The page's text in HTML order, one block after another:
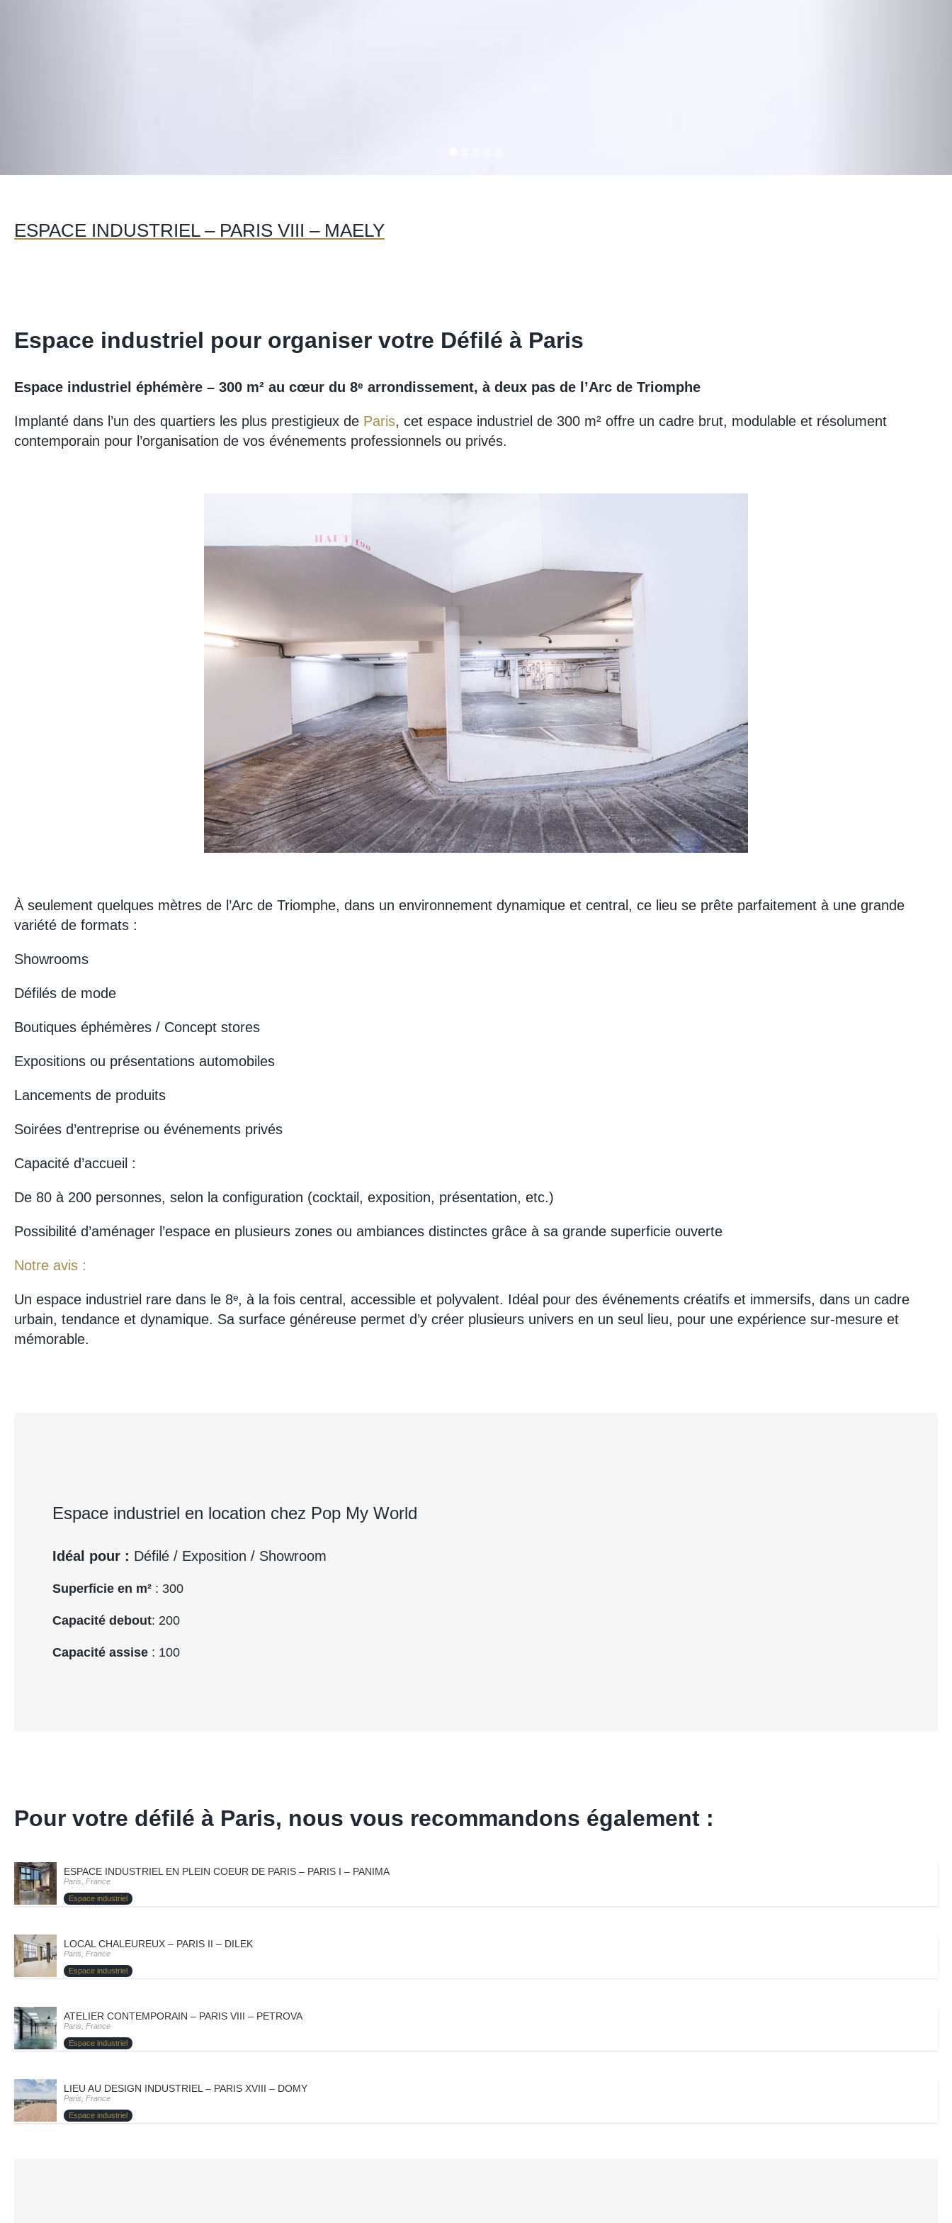
ESPACE INDUSTRIEL – PARIS VIII – MAELY
Espace industriel pour organiser votre Défilé à Paris
Espace industriel éphémère – 300 m² au cœur du 8ᵉ arrondissement, à deux pas de l’Arc de Triomphe
Implanté dans l’un des quartiers les plus prestigieux de Paris, cet espace industriel de 300 m² offre un cadre brut, modulable et résolument
contemporain pour l’organisation de vos événements professionnels ou privés.
À seulement quelques mètres de l’Arc de Triomphe, dans un environnement dynamique et central, ce lieu se prête parfaitement à une grande
variété de formats :
Showrooms
Défilés de mode
Boutiques éphémères / Concept stores
Expositions ou présentations automobiles
Lancements de produits
Soirées d’entreprise ou événements privés
Capacité d’accueil :
De 80 à 200 personnes, selon la configuration (cocktail, exposition, présentation, etc.)
Possibilité d’aménager l’espace en plusieurs zones ou ambiances distinctes grâce à sa grande superficie ouverte
Notre avis :
Un espace industriel rare dans le 8ᵉ, à la fois central, accessible et polyvalent. Idéal pour des événements créatifs et immersifs, dans un cadre
urbain, tendance et dynamique. Sa surface généreuse permet d’y créer plusieurs univers en un seul lieu, pour une expérience sur-mesure et
mémorable.
Espace industriel en location chez Pop My World
Idéal pour : Défilé / Exposition / Showroom
Superficie en m² : 300
Capacité debout: 200
Capacité assise : 100
Pour votre défilé à Paris, nous vous recommandons également :
ESPACE INDUSTRIEL EN PLEIN COEUR DE PARIS – PARIS I – PANIMA
Paris, France
Espace industriel
LOCAL CHALEUREUX – PARIS II – DILEK
Paris, France
Espace industriel
ATELIER CONTEMPORAIN – PARIS VIII – PETROVA
Paris, France
Espace industriel
LIEU AU DESIGN INDUSTRIEL – PARIS XVIII – DOMY
Paris, France
Espace industriel